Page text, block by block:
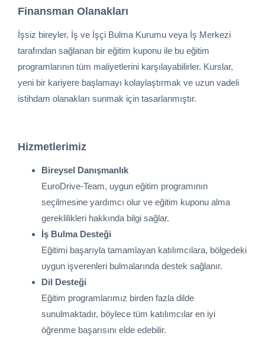
Finansman Olanakları
İşsiz bireyler, İş ve İşçi Bulma Kurumu veya İş Merkezi
tarafından sağlanan bir eğitim kuponu ile bu eğitim
programlarının tüm maliyetlerini karşılayabilirler. Kurslar,
yeni bir kariyere başlamayı kolaylaştırmak ve uzun vadeli
istihdam olanakları sunmak için tasarlanmıştır.
Hizmetlerimiz
Bireysel Danışmanlık
EuroDrive-Team, uygun eğitim programının
seçilmesine yardımcı olur ve eğitim kuponu alma
gereklilikleri hakkında bilgi sağlar.
İş Bulma Desteği
Eğitimi başarıyla tamamlayan katılımcılara, bölgedeki
uygun işverenleri bulmalarında destek sağlanır.
Dil Desteği
Eğitim programlarımız birden fazla dilde
sunulmaktadır, böylece tüm katılımcılar en iyi
öğrenme başarısını elde edebilir.